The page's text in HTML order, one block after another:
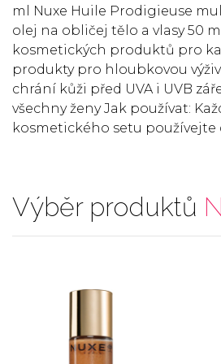
ml Nuxe Huile Prodigieuse
olej na obličej tělo a vlasy 50
kosmetických produktů pro
produkty pro hloubkovou
chrání kůži před UVA i UVB
všechny ženy Jak používat:
kosmetického setu používejte
Výběr produktů